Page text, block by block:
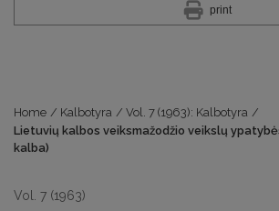
print
Home / Kalbotyra / Vol. 7 (1963): Kalbotyra /
Lietuvių kalbos veiksmažodžio veikslų
kalba)
Vol. 7 (1963)